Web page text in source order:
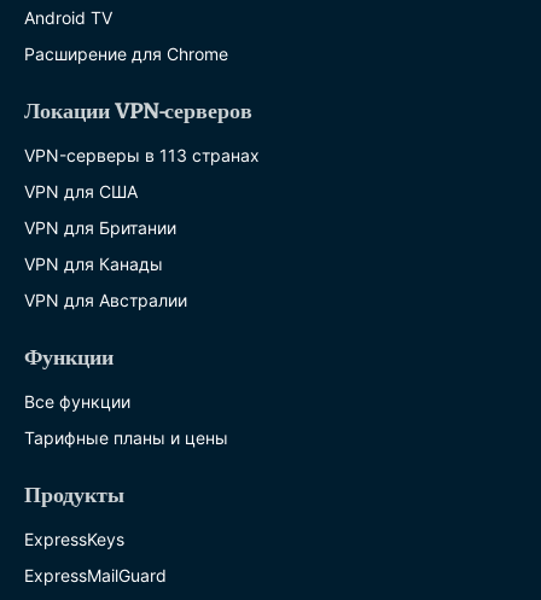
Android TV
Расширение для Chrome
Локации VPN-серверов
VPN-серверы в 113 странах
VPN для США
VPN для Британии
VPN для Канады
VPN для Австралии
Функции
Все функции
Тарифные планы и цены
Продукты
ExpressKeys
ExpressMailGuard